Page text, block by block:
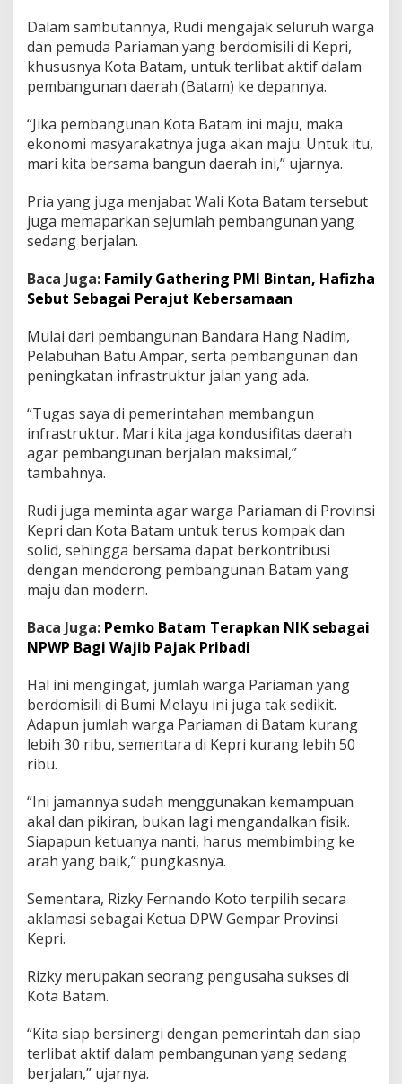
M
u
h
a
a
d
R
d
i
A
k
W
a
g
a
A
i
f
B
u
n
B
a
t
Dalam sambutannya, Rudi mengajak seluruh warga
dan pemuda Pariaman yang berdomisili di Kepri,
khususnya Kota Batam, untuk terlibat aktif dalam
pembangunan daerah (Batam) ke depannya.
“Jika pembangunan Kota Batam ini maju, maka
ekonomi masyarakatnya juga akan maju. Untuk itu,
mari kita bersama bangun daerah ini,” ujarnya.
Pria yang juga menjabat Wali Kota Batam tersebut
juga memaparkan sejumlah pembangunan yang
sedang berjalan.
Baca Juga: Family Gathering PMI Bintan, Hafizha
Sebut Sebagai Perajut Kebersamaan
Mulai dari pembangunan Bandara Hang Nadim,
Pelabuhan Batu Ampar, serta pembangunan dan
peningkatan infrastruktur jalan yang ada.
“Tugas saya di pemerintahan membangun
infrastruktur. Mari kita jaga kondusifitas daerah
agar pembangunan berjalan maksimal,”
tambahnya.
Rudi juga meminta agar warga Pariaman di Provinsi
Kepri dan Kota Batam untuk terus kompak dan
solid, sehingga bersama dapat berkontribusi
dengan mendorong pembangunan Batam yang
maju dan modern.
Baca Juga: Pemko Batam Terapkan NIK sebagai
NPWP Bagi Wajib Pajak Pribadi
Hal ini mengingat, jumlah warga Pariaman yang
berdomisili di Bumi Melayu ini juga tak sedikit.
Adapun jumlah warga Pariaman di Batam kurang
lebih 30 ribu, sementara di Kepri kurang lebih 50
ribu.
“Ini jamannya sudah menggunakan kemampuan
akal dan pikiran, bukan lagi mengandalkan fisik.
Siapapun ketuanya nanti, harus membimbing ke
arah yang baik,” pungkasnya.
Sementara, Rizky Fernando Koto terpilih secara
aklamasi sebagai Ketua DPW Gempar Provinsi
Kepri.
Rizky merupakan seorang pengusaha sukses di
Kota Batam.
“Kita siap bersinergi dengan pemerintah dan siap
terlibat aktif dalam pembangunan yang sedang
berjalan,” ujarnya.